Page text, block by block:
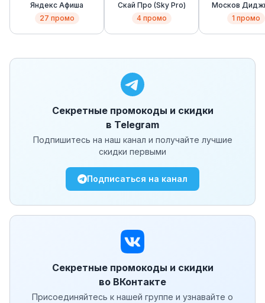
Яндекс Афиша
27 промо
Скай Про (Sky Pro)
4 промо
Москов
Скул
Digital
1 промо
Секретные промокоды и скидки
в Telegram
Подпишитесь на наш канал и получайте лучшие
скидки первыми
Подписаться на канал
Секретные промокоды и скидки
во ВКонтакте
Присоединяйтесь к нашей группе и узнавайте о